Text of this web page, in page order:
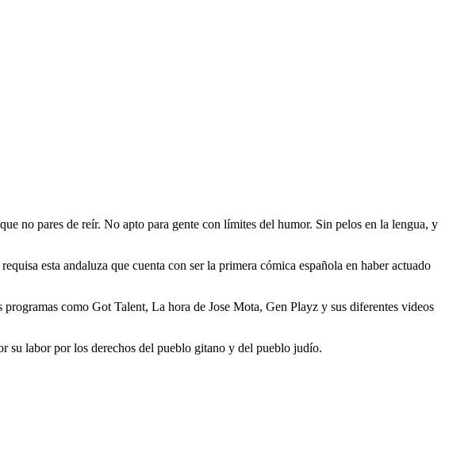
no pares de reír. No apto para gente con límites del humor. Sin pelos en la lengua, y
esta andaluza que cuenta con ser la primera cómica española en haber actuado
programas como Got Talent, La hora de Jose Mota, Gen Playz y sus diferentes videos
labor por los derechos del pueblo gitano y del pueblo judío.